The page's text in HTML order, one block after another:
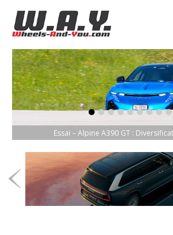
Essai – Alpine A390 GT :
item-0
item-1
item-2
item-3
item-4